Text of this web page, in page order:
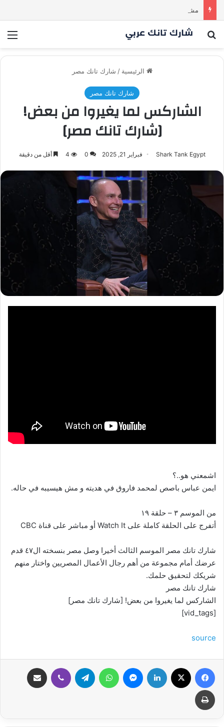
بحث عن
الرئيسية / شارك تانك مصر
شارك تانك مصر
الشاركس لما يغيروا من بعض!
[شارك تانك مصر]
Shark Tank Egypt فبراير 21, 2025 0
4 أقل من دقيقة
اشمعني هو..؟
ايمن عباس باصص لمحمد فاروق في هديته و مش هيسيبه في حاله.
من الموسم ٣ – حلقة ١٩
أتفرج على الحلقة كاملة على Watch It أو مباشر على قناة CBC
شارك تانك مصر الموسم الثالث أخيرا وصل مصر بنسخته ال٤٧ قدم
عرضك أمام مجموعة من أهم رجال الأعمال المصريين واختار منهم
شريكك لتحقيق حلمك.
شارك تانك مصر
الشاركس لما يغيروا من بعض! [شارك تانك مصر]
[vid_tags]
source
فيسبوك لينكدإن ماسنجر واتساب تيلقرام ڤايبر
طباعة